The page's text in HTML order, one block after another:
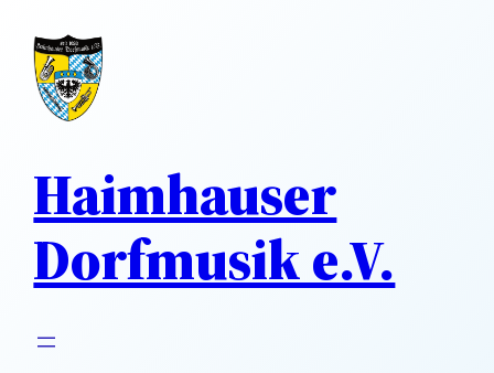
zum
Inhalt
wechseln
Haimhauser
Dorfmusik e.V.